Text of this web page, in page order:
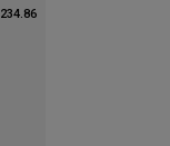
234.86